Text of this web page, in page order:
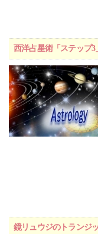
西洋占星術「ステップ
鏡リュウジのトランジ